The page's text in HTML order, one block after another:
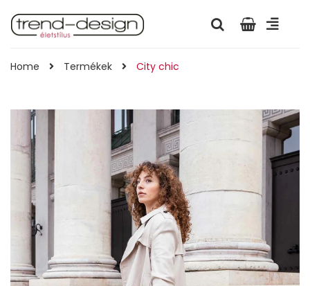
Home Termékek City chic